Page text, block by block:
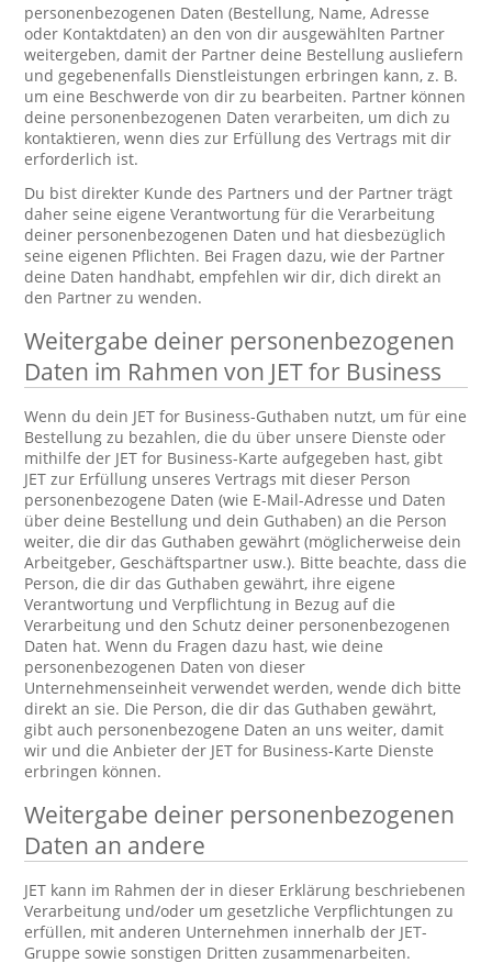
personenbezogenen Daten (Bestellung, Name, Adresse
oder Kontaktdaten) an den von dir ausgewählten Partner
weitergeben, damit der Partner deine Bestellung ausliefern
und gegebenenfalls Dienstleistungen erbringen kann, z. B.
um eine Beschwerde von dir zu bearbeiten. Partner können
deine personenbezogenen Daten verarbeiten, um dich zu
kontaktieren, wenn dies zur Erfüllung des Vertrags mit dir
erforderlich ist.
Du bist direkter Kunde des Partners und der Partner trägt
daher seine eigene Verantwortung für die Verarbeitung
deiner personenbezogenen Daten und hat diesbezüglich
seine eigenen Pflichten. Bei Fragen dazu, wie der Partner
deine Daten handhabt, empfehlen wir dir, dich direkt an
den Partner zu wenden.
Weitergabe deiner personenbezogenen
Daten im Rahmen von JET for Business
Wenn du dein JET for Business-Guthaben nutzt, um für eine
Bestellung zu bezahlen, die du über unsere Dienste oder
mithilfe der JET for Business-Karte aufgegeben hast, gibt
JET zur Erfüllung unseres Vertrags mit dieser Person
personenbezogene Daten (wie E-Mail-Adresse und Daten
über deine Bestellung und dein Guthaben) an die Person
weiter, die dir das Guthaben gewährt (möglicherweise dein
Arbeitgeber, Geschäftspartner usw.). Bitte beachte, dass die
Person, die dir das Guthaben gewährt, ihre eigene
Verantwortung und Verpflichtung in Bezug auf die
Verarbeitung und den Schutz deiner personenbezogenen
Daten hat. Wenn du Fragen dazu hast, wie deine
personenbezogenen Daten von dieser
Unternehmenseinheit verwendet werden, wende dich bitte
direkt an sie. Die Person, die dir das Guthaben gewährt,
gibt auch personenbezogene Daten an uns weiter, damit
wir und die Anbieter der JET for Business-Karte Dienste
erbringen können.
Weitergabe deiner personenbezogenen
Daten an andere
JET kann im Rahmen der in dieser Erklärung beschriebenen
Verarbeitung und/oder um gesetzliche Verpflichtungen zu
erfüllen, mit anderen Unternehmen innerhalb der JET-
Gruppe sowie sonstigen Dritten zusammenarbeiten.